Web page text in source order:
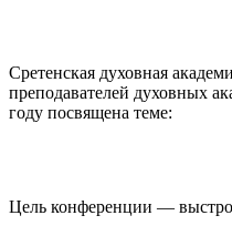
Сретенская духовная
преподавателей духовных
году посвящена теме:
Цель конференции —